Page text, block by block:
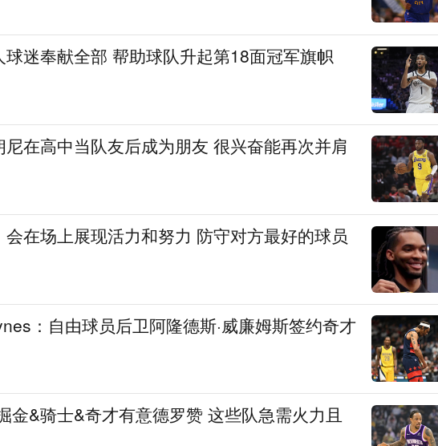
迷奉献全部 帮助球队升起第18面冠军旗帜
在高中当队友后成为朋友 很兴奋能再次并肩
在场上展现活力和努力 防守对方最好的球员
：自由球员后卫阿隆德斯·威廉姆斯签约奇才
金&骑士&奇才有意德罗赞 这些队急需火力且